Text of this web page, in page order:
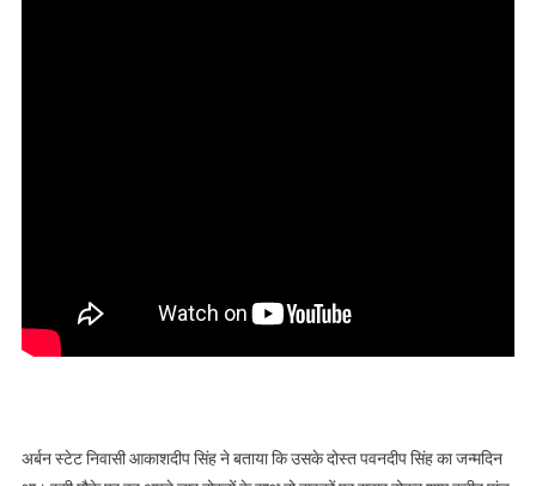
अर्बन स्टेट निवासी आकाशदीप सिंह ने बताया कि उसके दोस्त पवनदीप सिंह का जन्मदिन